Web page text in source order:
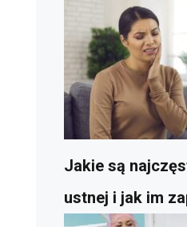
Jakie są
ustnej i jak im